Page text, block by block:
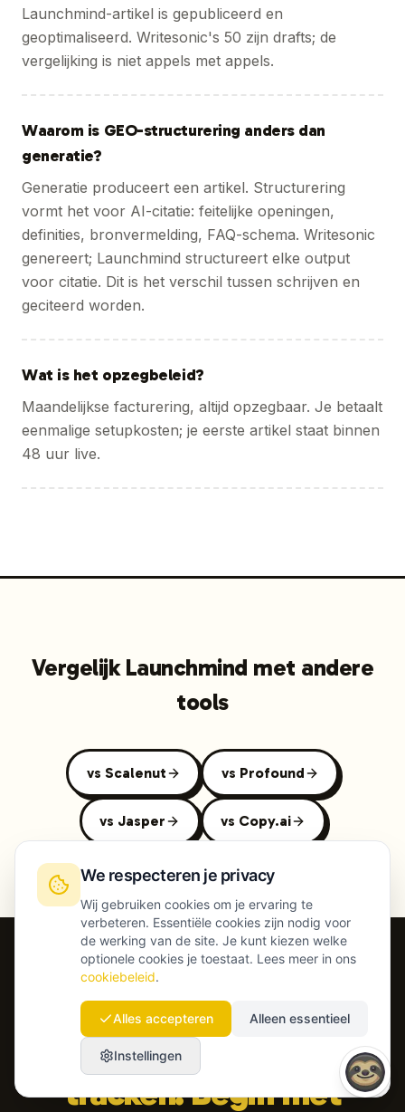
Launchmind-artikel is gepubliceerd en
geoptimaliseerd. Writesonic's 50 zijn drafts; de
vergelijking is niet appels met appels.
Waarom is GEO-structurering anders dan
generatie?
Generatie produceert een artikel. Structurering
vormt het voor AI-citatie: feitelijke openingen,
definities, bronvermelding, FAQ-schema. Writesonic
genereert; Launchmind structureert elke output
voor citatie. Dit is het verschil tussen schrijven en
geciteerd worden.
Wat is het opzegbeleid?
Maandelijkse facturering, altijd opzegbaar. Je betaalt
eenmalige setupkosten; je eerste artikel staat binnen
48 uur live.
Vergelijk Launchmind met andere
tools
vs Scalenut vs Profound
vs Jasper vs Copy.ai
Stop met je
onzichtbaarheid
tracken. Begin met
We respecteren je privacy
Wij gebruiken cookies om je ervaring te
verbeteren. Essentiële cookies zijn nodig voor
de werking van de site. Je kunt kiezen welke
optionele cookies je toestaat. Lees meer in ons
cookiebeleid.
Alles accepteren Alleen essentieel
Instellingen